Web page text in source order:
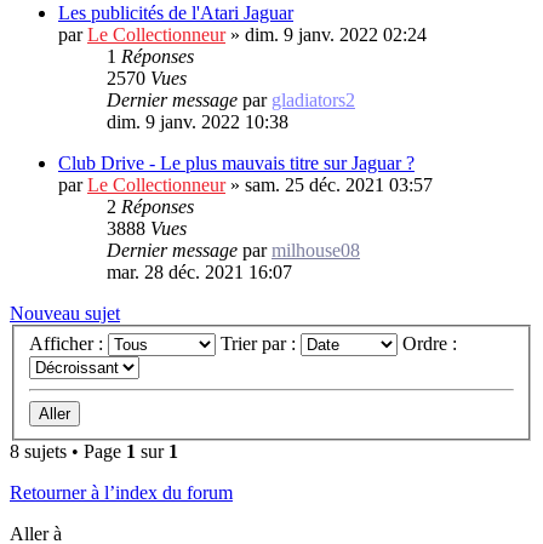
Les publicités de l'Atari Jaguar
parLe Collectionneur» dim. 9 janv. 2022 02:24
1 Réponses
2570 Vues
Dernier message par gladiators2
dim. 9 janv. 2022 10:38
Club Drive - Le plus mauvais titre sur Jaguar ?
parLe Collectionneur» sam. 25 déc. 2021 03:57
2 Réponses
3888 Vues
Dernier message parmilhouse08
mar. 28 déc. 2021 16:07
Nouveau sujet
Afficher :
Trier par : Ordre :
8 sujets • Page 1 sur 1
Retourner à l’index du forum
Aller à